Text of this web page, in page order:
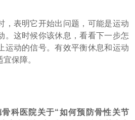
表明它开始出问题，可能是运动
。这时候你该休息，看看下一步怎
运动的信号。有效平衡休息和运动
保障。
医院关于“如何预防骨性关节